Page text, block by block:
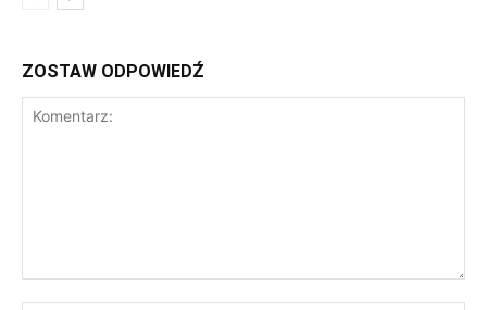
ZOSTAW ODPOWIEDŹ